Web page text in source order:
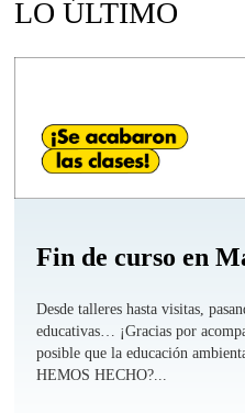
LO ÚLTIMO
Fin de curso en
Desde talleres hasta visitas,
educativas… ¡Gracias por
posible que la educación
HEMOS HECHO?...